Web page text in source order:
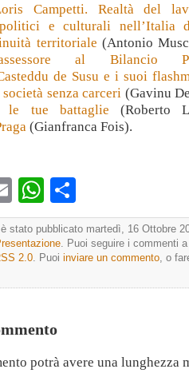
Campetti. Realtà del
politici e culturali nell’Italia
territoriale (Antonio
al Bilancio
de Susu e i suoi
società senza carceri (Gavinu
le tue battaglie (Roberto
(Gianfranca Fois).
EmailWhatsApp
stato pubblicato martedì, 16 Ottobre
. Puoi seguire i commenti
2.0 . Puoi inviare un commento , o
potrà avere una lunghezza